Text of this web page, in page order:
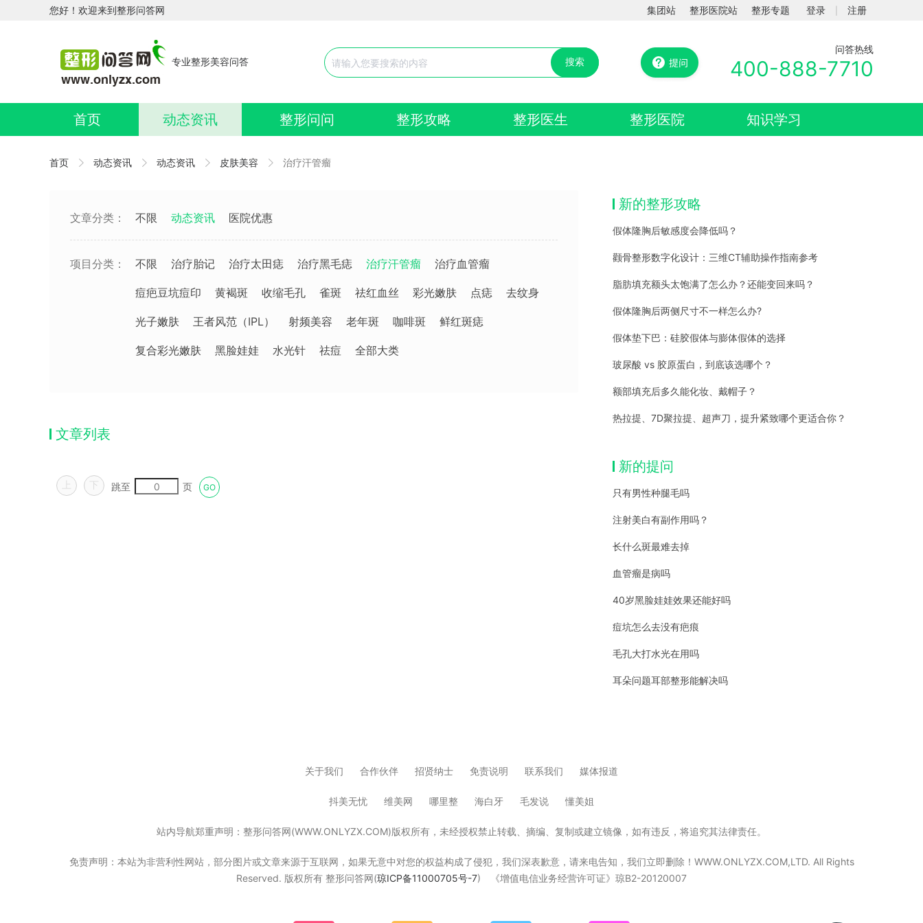
您好！欢迎来到整形问答网 集团站 整形医院站 整形专题 登录 注册
专业整形美容问答 搜索
问答热线
400-888-7710
首页 动态资讯 整形问问 整形攻略 整形医生 整形医院 知识学习
首页 动态资讯 动态资讯 皮肤美容 治疗汗管瘤
文章分类： 不限 动态资讯 医院优惠
项目分类： 不限 治疗胎记 治疗太田痣 治疗黑毛痣 治疗汗管瘤 治疗血管瘤
痘疤豆坑痘印 黄褐斑 收缩毛孔 雀斑 祛红血丝 彩光嫩肤 点痣 去纹身
光子嫩肤 王者风范（IPL） 射频美容 老年斑 咖啡斑 鲜红斑痣
复合彩光嫩肤 黑脸娃娃 水光针 祛痘 全部大类
文章列表
下 跳至 页 GO
新的整形攻略
假体隆胸后敏感度会降低吗？
颧骨整形数字化设计：三维CT辅助操作指南参考
脂肪填充额头太饱满了怎么办？还能变回来吗？
假体隆胸后两侧尺寸不一样怎么办?
假体垫下巴：硅胶假体与膨体假体的选择
玻尿酸 vs 胶原蛋白，到底该选哪个？
额部填充后多久能化妆、戴帽子？
热拉提、7D聚拉提、超声刀，提升紧致哪个更适合你？
新的提问
只有男性种腿毛吗
注射美白有副作用吗？
长什么斑最难去掉
血管瘤是病吗
40岁黑脸娃娃效果还能好吗
痘坑怎么去没有疤痕
毛孔大打水光在用吗
耳朵问题耳部整形能解决吗
关于我们 合作伙伴 招贤纳士 免责说明 联系我们 媒体报道
抖美无忧 维美网 哪里整 海白牙 毛发说 懂美姐
站内导航郑重声明：整形问答网(WWW.ONLYZX.COM)版权所有，未经授权禁止转载、摘编、复制或建立镜像，如有违反，将追究其法律责任。
免责声明：本站为非营利性网站，部分图片或文章来源于互联网，如果无意中对您的权益构成了侵犯，我们深表歉意，请来电告知，我们立即删除！WWW.ONLYZX.COM,LTD. All Rights
Reserved. 版权所有 整形问答网(琼ICP备11000705号-7) 《增值电信业务经营许可证》琼B2-20120007